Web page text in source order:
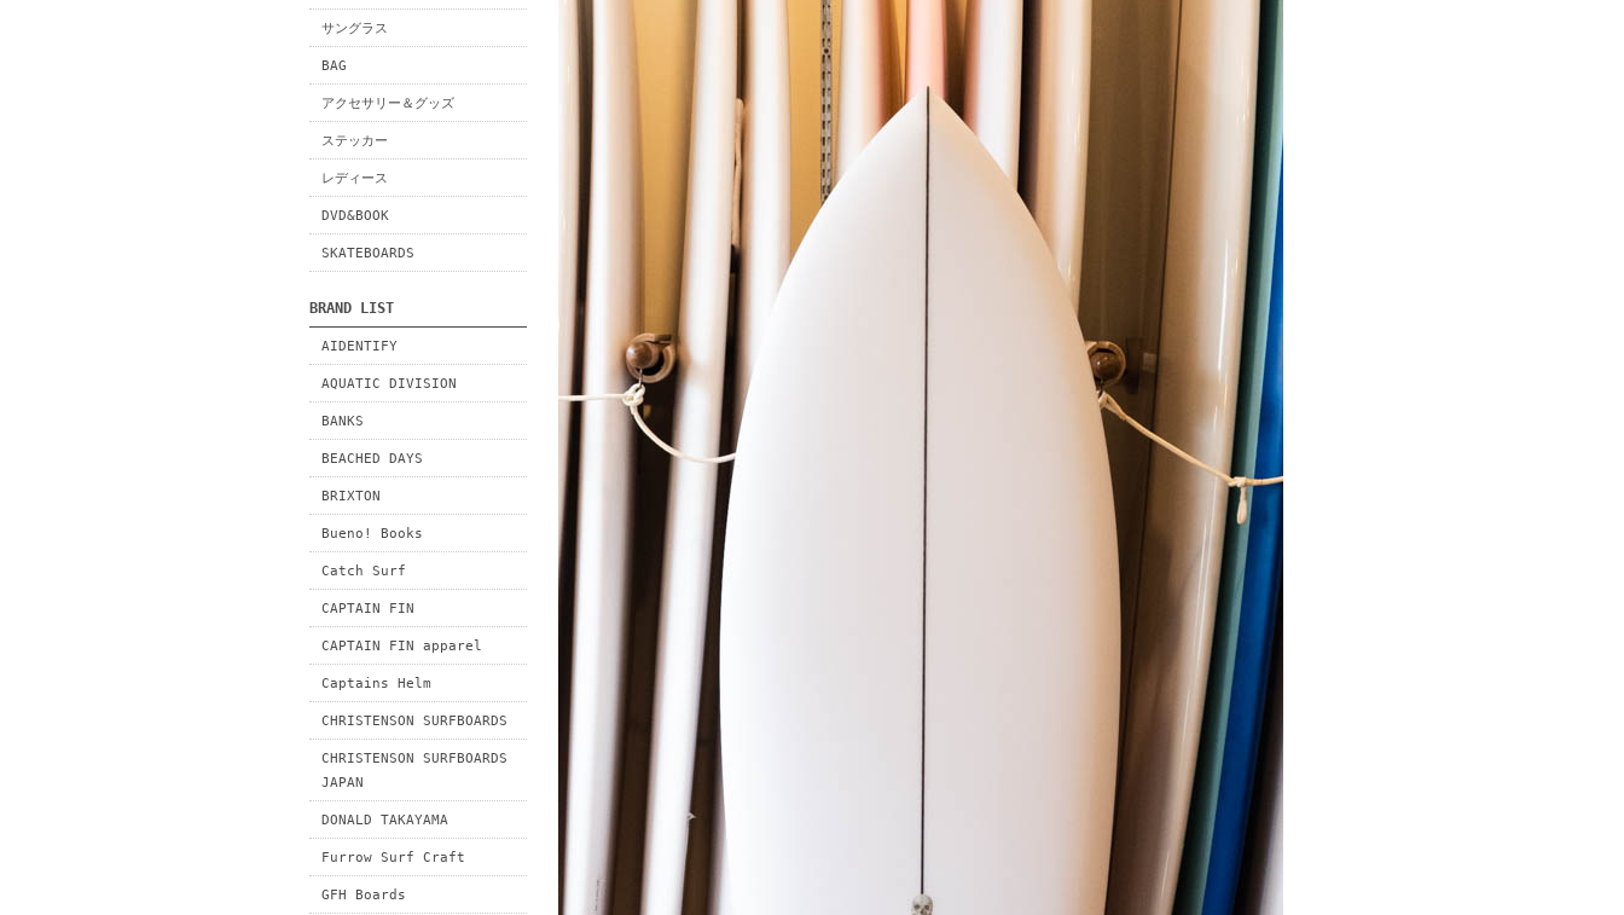
サングラス
BAG
アクセサリー＆グッズ
ステッカー
レディース
DVD&BOOK
SKATEBOARDS
BRAND LIST
AIDENTIFY
AQUATIC DIVISION
BANKS
BEACHED DAYS
BRIXTON
Bueno! Books
Catch Surf
CAPTAIN FIN
CAPTAIN FIN apparel
Captains Helm
CHRISTENSON SURFBOARDS
CHRISTENSON SURFBOARDS
JAPAN
DONALD TAKAYAMA
Furrow Surf Craft
GFH Boards